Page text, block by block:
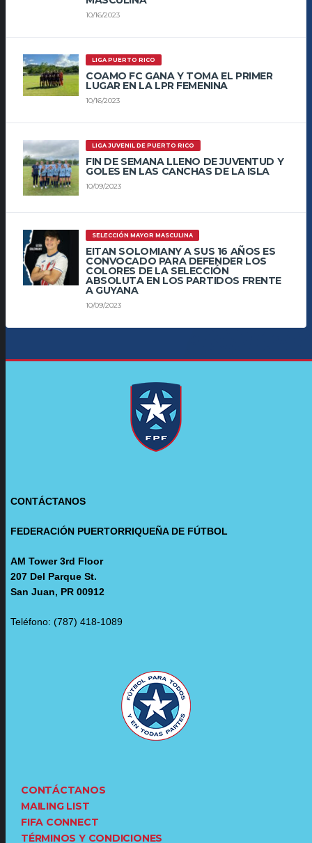
10/16/2023
LIGA PUERTO RICO
COAMO FC GANA Y TOMA EL PRIMER
LUGAR EN LA LPR FEMENINA
10/16/2023
LIGA JUVENIL DE PUERTO RICO
FIN DE SEMANA LLENO DE JUVENTUD Y
GOLES EN LAS CANCHAS DE LA ISLA
10/09/2023
SELECCIÓN MAYOR MASCULINA
EITAN SOLOMIANY A SUS 16 AÑOS ES
CONVOCADO PARA DEFENDER LOS
COLORES DE LA SELECCIÓN
ABSOLUTA EN LOS PARTIDOS FRENTE
A GUYANA
10/09/2023
CONTÁCTANOS
FEDERACIÓN PUERTORRIQUEÑA DE FÚTBOL
AM Tower 3rd Floor
207 Del Parque St.
San Juan, PR 00912
Teléfono: (787) 418-1089
CONTÁCTANOS
MAILING LIST
FIFA CONNECT
TÉRMINOS Y CONDICIONES